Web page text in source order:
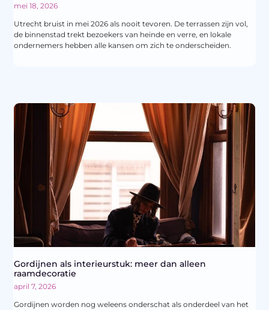
mei 18, 2026
Utrecht bruist in mei 2026 als nooit tevoren. De terrassen zijn vol,
de binnenstad trekt bezoekers van heinde en verre, en lokale
ondernemers hebben alle kansen om zich te onderscheiden.
Gordijnen als interieurstuk: meer dan alleen
raamdecoratie
april 7, 2026
Gordijnen worden nog weleens onderschat als onderdeel van het